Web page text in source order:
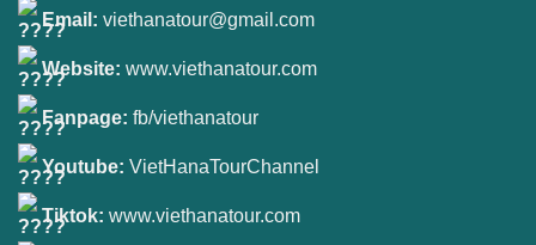
Email: viethanatour@gmail.com
Website: www.viethanatour.com
Fanpage: fb/viethanatour
Youtube: VietHanaTourChannel
Tiktok: www.viethanatour.com